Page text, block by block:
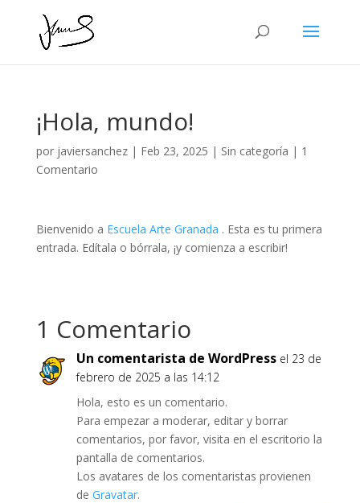
¡Hola, mundo!
por javiersanchez| Feb 23, 2025 | Sin categoría | 1
Comentario
Bienvenido a Escuela Arte Granada . Esta es tu primera
entrada. Edítala o bórrala, ¡y comienza a escribir!
1 Comentario
Un comentarista de WordPress el 23 de
febrero de 2025 a las 14:12
Hola, esto es un comentario.
Para empezar a moderar, editar y borrar
comentarios, por favor, visita en el escritorio la
pantalla de comentarios.
Los avatares de los comentaristas provienen
de Gravatar.